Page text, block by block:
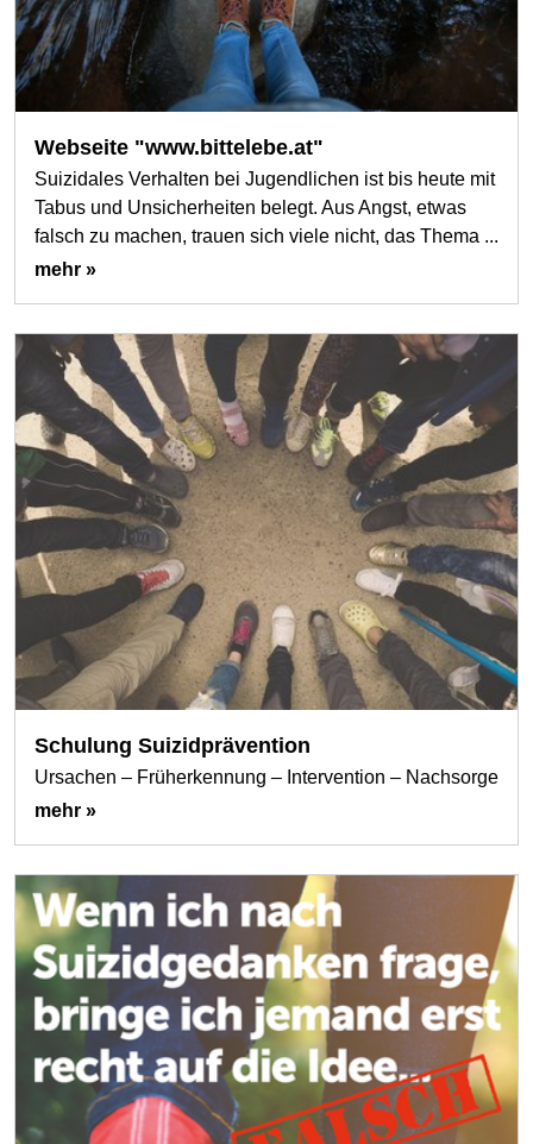
Webseite "www.bittelebe.at"
Suizidales Verhalten bei Jugendlichen ist bis heute mit
Tabus und Unsicherheiten belegt. Aus Angst, etwas
falsch zu machen, trauen sich viele nicht, das Thema ...
mehr »
Schulung Suizidprävention
Ursachen – Früherkennung – Intervention – Nachsorge
mehr »